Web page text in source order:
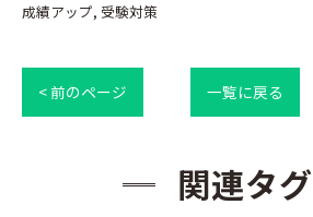
成績アップ 受験対策
< 前のページ 一覧に戻る
関連タグ